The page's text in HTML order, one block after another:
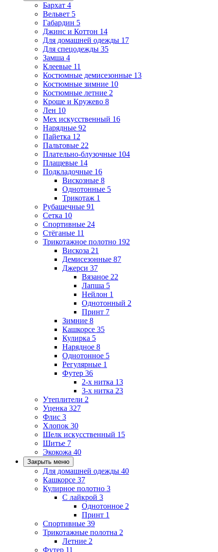
Бархат 4
Вельвет 5
Габардин 5
Джинс и Коттон 14
Для домашней одежды 17
Для спецодежды 35
Замша 4
Клеевые 11
Костюмные демисезонные 13
Костюмные зимние 10
Костюмные летние 2
Кроше и Кружево 8
Лен 10
Мех искусственный 16
Нарядные 92
Пайетка 12
Пальтовые 22
Плательно-блузочные 104
Плащевые 14
Подкладочные 16
Вискозные 8
Однотонные 5
Трикотаж 1
Рубашечные 91
Сетка 10
Спортивные 24
Стёганые 11
Трикотажное полотно 192
Вискоза 21
Демисезонные 87
Джерси 37
Вязаное 22
Лапша 5
Нейлон 1
Однотонный 2
Принт 7
Зимние 8
Кашкорсе 35
Кулирка 5
Нарядное 8
Однотонное 5
Регулярные 1
Футер 36
2-х нитка 13
3-х нитка 23
Утеплители 2
Уценка 327
Флис 3
Хлопок 30
Шелк искусственный 15
Шитье 7
Экокожа 40
Закрыть меню
Для домашней одежды 40
Кашкорсе 37
Кулирное полотно 3
С лайкрой 3
Однотонное 2
Принт 1
Спортивные 39
Трикотажные полотна 2
Летние 2
Футер 11